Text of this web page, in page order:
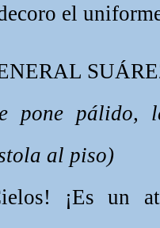
el
pone pálido,
al piso)
¡Es un